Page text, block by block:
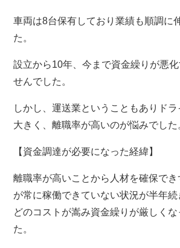
車両は8台保有しており業績も順調に
た。
設立から10年、今まで資金繰りが悪
せんでした。
しかし、運送業ということもありド
大きく、離職率が高いのが悩みでした
【資金調達が必要になった経緯】
離職率が高いことから人材を確保で
が常に稼働できていない状況が半年
どのコストが嵩み資金繰りが厳しく
た。